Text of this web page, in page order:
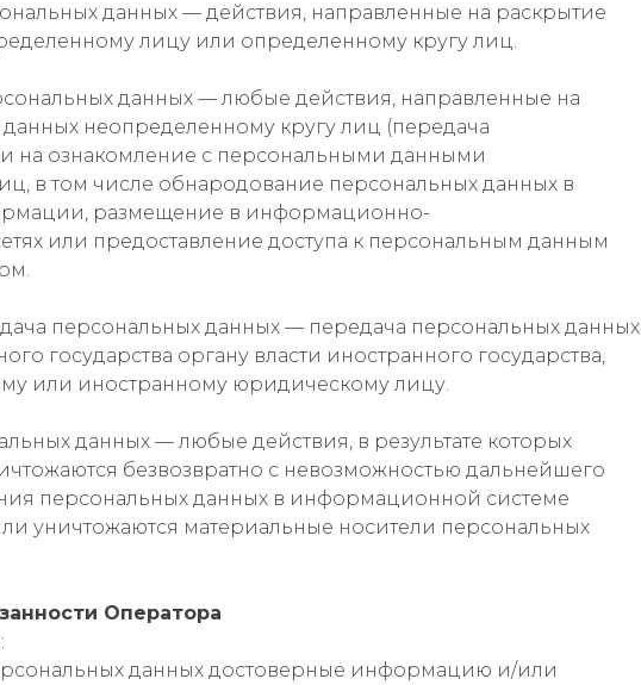
данных — действия, направленные на раскрытие
лицу или определенному кругу лиц.
данных — любые действия, направленные на
неопределенному кругу лиц (передача
на ознакомление с персональными данными
в том числе обнародование персональных данных в
размещение в информационно-
или предоставление доступа к персональным данным
персональных данных — передача персональных данных
государства органу власти иностранного государства,
или иностранному юридическому лицу.
данных — любые действия, в результате которых
безвозвратно с невозможностью дальнейшего
персональных данных в информационной системе
уничтожаются материальные носители персональных
Оператора
данных достоверные информацию и/или